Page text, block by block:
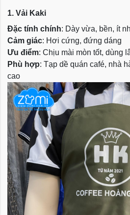
1. Vải Kaki
Đặc tính chính: Dày vừa, bền, ít
Cảm giác: Hơi cứng, đứng dáng
Ưu điểm: Chịu mài mòn tốt, dùng
Phù hợp: Tạp dề quán café, nhà
cao